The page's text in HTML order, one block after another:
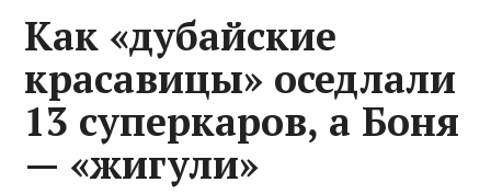
Как «дубайские
красавицы» оседлали
13 суперкаров, а Боня
— «жигули»